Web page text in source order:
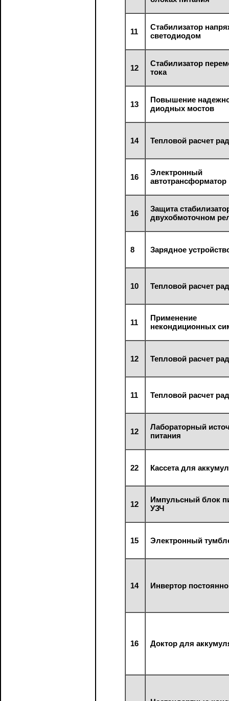
11
Стабилизатор
светодиодом
12
Стабилизатор
тока
13
Повышение
диодных мостов
14 Тепловой расчет
16
Электронный
автотрансформатор
16
Защита
двухобмоточном
8 Зарядное
10 Тепловой расчет
11
Применение
некондиционных
12 Тепловой расчет
11 Тепловой расчет
12
Лабораторный
питания
22 Кассета для
12
Импульсный блок
УЗЧ
15 Электронный
14 Инвертор
16 Доктор для